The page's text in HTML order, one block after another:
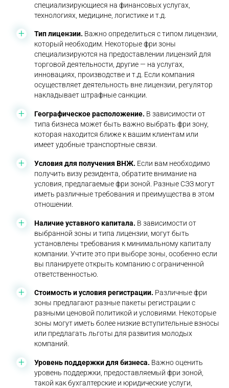
специализирующиеся на финансовых услугах,
технологиях, медицине, логистике и т.д.
Тип лицензии. Важно определиться с типом лицензии,
который необходим. Некоторые фри зоны
специализируются на предоставлении лицензий для
торговой деятельности, другие — на услугах,
инновациях, производстве и т.д. Если компания
осуществляет деятельность вне лицензии, регулятор
накладывает штрафные санкции.
Географическое расположение. В зависимости от
типа бизнеса может быть важно выбрать фри зону,
которая находится ближе к вашим клиентам или
имеет удобные транспортные связи.
Условия для получения ВНЖ. Если вам необходимо
получить визу резидента, обратите внимание на
условия, предлагаемые фри зоной. Разные СЭЗ могут
иметь различные требования и преимущества в этом
отношении.
Наличие уставного капитала. В зависимости от
выбранной зоны и типа лицензии, могут быть
установлены требования к минимальному капиталу
компании. Учтите это при выборе зоны, особенно если
вы планируете открыть компанию с ограниченной
ответственностью.
Стоимость и условия регистрации. Различные фри
зоны предлагают разные пакеты регистрации с
разными ценовой политикой и условиями. Некоторые
зоны могут иметь более низкие вступительные взносы
или предлагать льготы для развития молодых
компаний.
Уровень поддержки для бизнеса. Важно оценить
уровень поддержки, предоставляемый фри зоной,
такой как бухгалтерские и юридические услуги,